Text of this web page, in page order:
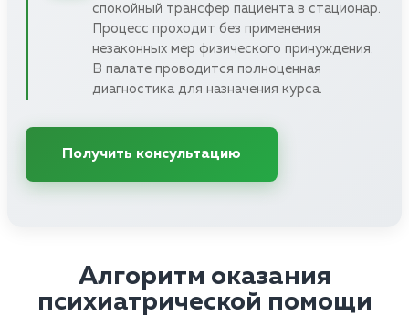
спокойный трансфер пациента в стационар.
Процесс проходит без применения
незаконных мер физического принуждения.
В палате проводится полноценная
диагностика для назначения курса.
Получить консультацию
Алгоритм оказания
психиатрической помощи